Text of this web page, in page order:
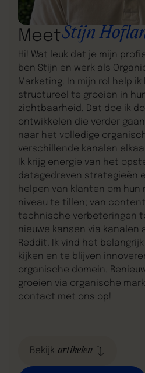
MeetStijn
Hi! Wat leuk dat je mijn
ben Stijn en werk als
Marketing. In mijn rol help
structureel te groeien in
zichtbaarheid. Dat doe ik
ontwikkelen die verder gaan
naar het volledige
verschillende kanalen
Ik krijg energie van het
datagedreven strategieën
helpen van klanten om hun
niveau te tillen; van
technische verbeteringen
nieuwe kansen via kanalen
Reddit. Ik vind het
kijken en te blijven
organische domein.
groeien via organische
contact met ons op!
Bekijk artikelen